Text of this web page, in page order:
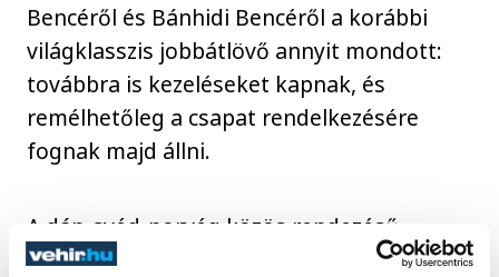
Bencéről és Bánhidi Bencéről a korábbi
világklasszis jobbátlövő annyit mondott:
továbbra is kezeléseket kapnak, és
remélhetőleg a csapat rendelkezésére
fognak majd állni.
A dán-svéd-norvég közös rendezésű
kontinenstorna kristianstadi csoportjában